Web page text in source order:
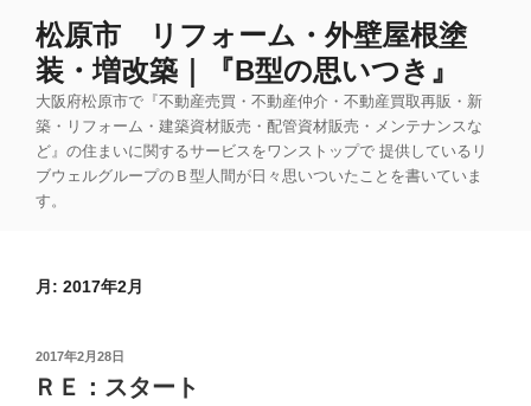
松原市 リフォーム・外壁屋根塗
装・増改築｜『B型の思いつき』
大阪府松原市で『不動産売買・不動産仲介・不動産買取再販・新
築・リフォーム・建築資材販売・配管資材販売・メンテナンスな
ど』の住まいに関するサービスをワンストップで 提供しているリ
ブウェルグループのＢ型人間が日々思いついたことを書いていま
す。
月: 2017年2月
投
稿
日:
2017年2月28日
ＲＥ：スタート